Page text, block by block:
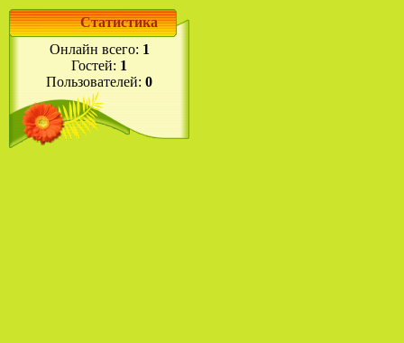
Статистика
Онлайн всего: 1
Гостей: 1
Пользователей: 0